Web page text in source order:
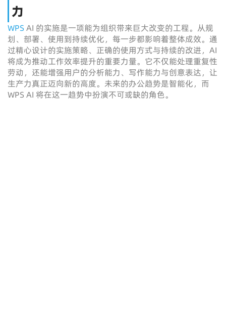
力
WPS AI 的实施是一项能为组织带来巨大改变的工程。从规
划、部署、使用到持续优化，每一步都影响着整体成效。通
过精心设计的实施策略、正确的使用方式与持续的改进，AI
将成为推动工作效率提升的重要力量。它不仅能处理重复性
劳动，还能增强用户的分析能力、写作能力与创意表达，让
生产力真正迈向新的高度。未来的办公趋势是智能化，而
WPS AI 将在这一趋势中扮演不可或缺的角色。